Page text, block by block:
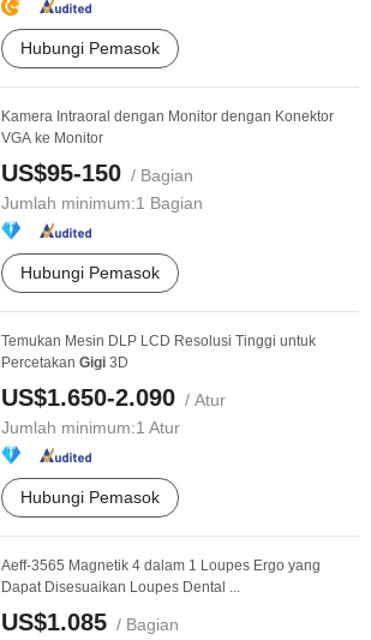
Hubungi Pemasok
Kamera Intraoral dengan Monitor dengan Konektor
VGA ke Monitor
US$95-150 / Bagian
Jumlah minimum:1 Bagian
Hubungi Pemasok
Temukan Mesin DLP LCD Resolusi Tinggi untuk
Percetakan Gigi 3D
US$1.650-2.090 / Atur
Jumlah minimum:1 Atur
Hubungi Pemasok
Aeff-3565 Magnetik 4 dalam 1 Loupes Ergo yang
Dapat Disesuaikan Loupes Dental ...
US$1.085 / Bagian